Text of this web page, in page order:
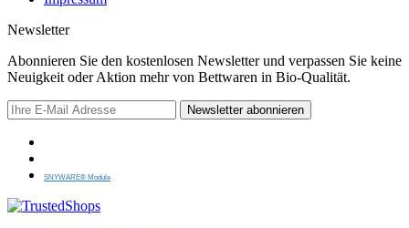
Newsletter
Abonnieren Sie den kostenlosen Newsletter und verpassen Sie keine
Neuigkeit oder Aktion mehr von Bettwaren in Bio-Qualität.
Newsletter abonnieren
SNYWARE® Module